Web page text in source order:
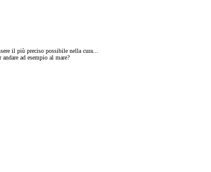
il più preciso possibile nella cura...
ad esempio al mare?